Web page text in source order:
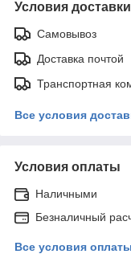
Условия доставки
Самовывоз
Доставка почтой
Транспортная
Все условия
Условия оплаты
Наличными
Безналичный
Все условия оплаты